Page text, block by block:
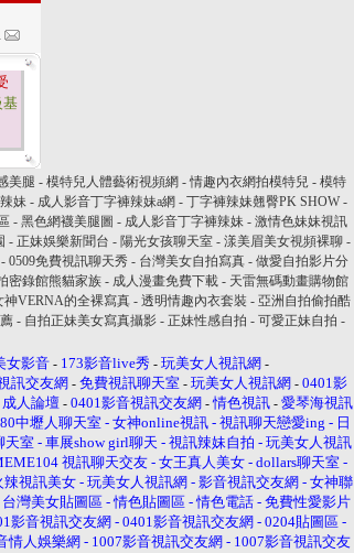
基
美腿 - 模特兒人體藝術視頻網 -情趣內衣網拍模特兒- 模特
妹- 成人影音丁字褲辣妹a網 - 丁字褲辣妹翹臀PK SHOW-
- 黑色網襪美腿圖 - 成人影音丁字褲辣妹 - 激情色妹妹視訊
- 正妹娛樂新聞台 - 陽光女孩聊天室 - 漾美眉美女視頻裸聊 -
0509免費視訊聊天秀- 台灣美女自拍寫真- 做愛自拍影片分
密錄館熊貓家族- 成人漫畫免費下載- 天雷無碼動畫購物館
神VERNA的全裸寫真- 透明情趣內衣套裝- 亞洲自拍偷拍酷
- 自拍正妹美女寫真攝影- 正妹性感自拍 - 可愛正妹自拍 -
女影音 - 173影音live秀 - 玩美女人視訊網 -
訊交友網 - 免費視訊聊天室 - 玩美女人視訊網 - 0401影
成人論壇 - 0401影音視訊交友網 -情色視訊 - 愛琴海視訊
中壢人聊天室 - 女神online視訊- 視訊聊天戀愛ing - 日
天室 - 車展show girl聊天 - 視訊辣妹自拍 - 玩美女人視訊
視訊聊天交友- 女王真人美女- dollars聊天室 -
辣視訊美女 - 玩美女人視訊網 - 影音視訊交友網 - 女神聯
台灣美女貼圖區-情色貼圖區-情色電話- 免費性愛影片
影音視訊交友網 - 0401影音視訊交友網 - 0204貼圖區-
情人娛樂網 - 1007影音視訊交友網 - 1007影音視訊交友